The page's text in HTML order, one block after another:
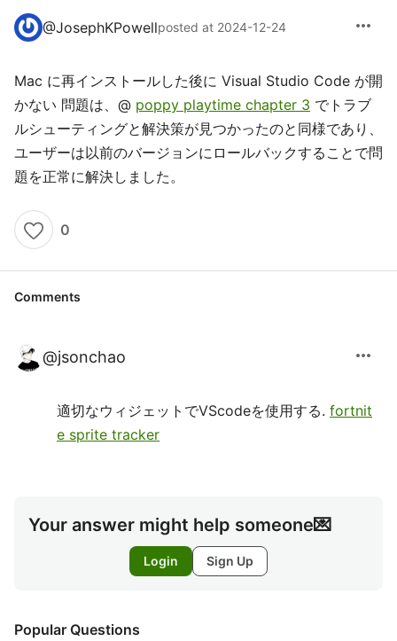
@JosephKPowellposted at 2024-12-24 more_horiz
Mac に再インストールした後に Visual Studio Code が開
かない 問題は、@ poppy playtime chapter 3 でトラブ
ルシューティングと解決策が見つかったのと同様であり、
ユーザーは以前のバージョンにロールバックすることで問
題を正常に解決しました。
0
Comments
@jsonchao more_horiz
適切なウィジェットでVScodeを使用する. fortnit
e sprite tracker
Your answer might help someone💌
Login Sign Up
Popular Questions